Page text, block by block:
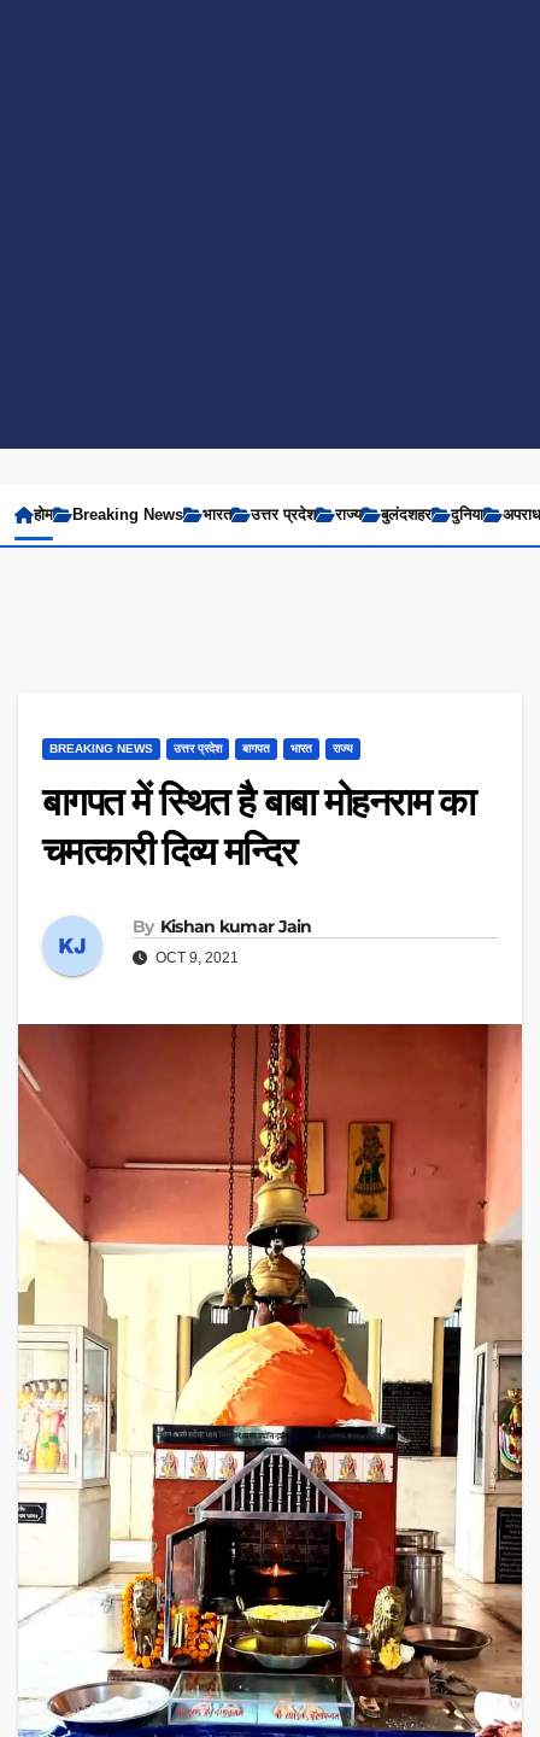
होम Breaking News भारत उत्तर प्रदेश राज्य बुलंदशहर दुनिया अपराध
BREAKING NEWS उत्तर प्रदेश बागपत भारत राज्य
बागपत में स्थित है बाबा मोहनराम का
चमत्कारी दिव्य मन्दिर
By Kishan kumar Jain
OCT 9, 2021